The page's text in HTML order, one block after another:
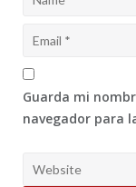
Guarda mi
navegador para